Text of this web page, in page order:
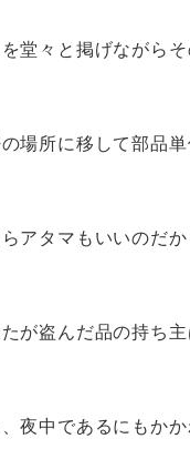
堂々と掲げながら
場所に移して部品
アタマもいいのだ
が盗んだ品の持ち
夜中であるにもか